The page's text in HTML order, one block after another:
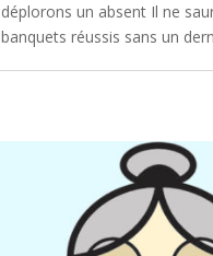
déplorons un absent Il ne
banquets réussis sans un